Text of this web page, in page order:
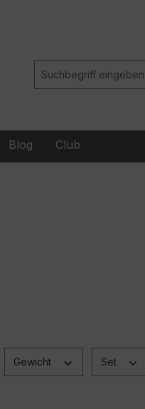
Blog Club
Gewicht Set